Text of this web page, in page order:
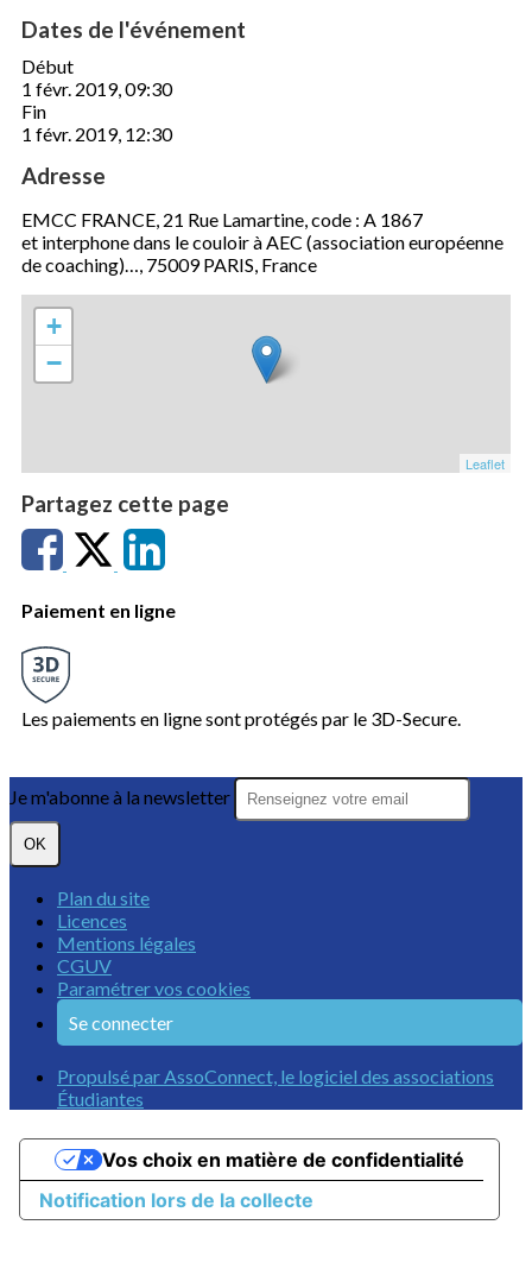
Dates de l'événement
Début
1 févr. 2019, 09:30
Fin
1 févr. 2019, 12:30
Adresse
EMCC FRANCE, 21 Rue Lamartine, code : A 1867
et interphone dans le couloir à AEC (association européenne
de coaching)…, 75009 PARIS, France
+
−
Leaflet
Partagez cette page
Paiement en ligne
Les paiements en ligne sont protégés par le 3D-Secure.
Je m'abonne à la newsletter
OK
Plan du site
Licences
Mentions légales
CGUV
Paramétrer vos cookies
Se connecter
Propulsé par AssoConnect, le logiciel des associations
Étudiantes
Notification lors de la collecte
Vos choix en matière de confidentialité